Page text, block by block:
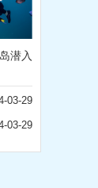
潜入
03-29
03-29